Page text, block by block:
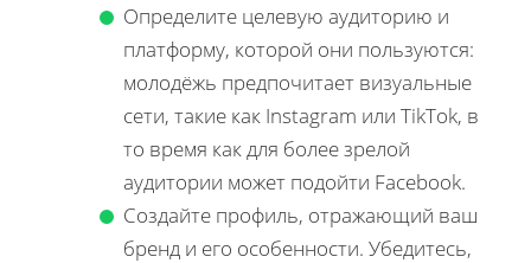
Определите целевую аудиторию и
платформу, которой они пользуются:
молодёжь предпочитает визуальные
сети, такие как Instagram или TikTok, в
то время как для более зрелой
аудитории может подойти Facebook.
Создайте профиль, отражающий ваш
бренд и его особенности. Убедитесь,